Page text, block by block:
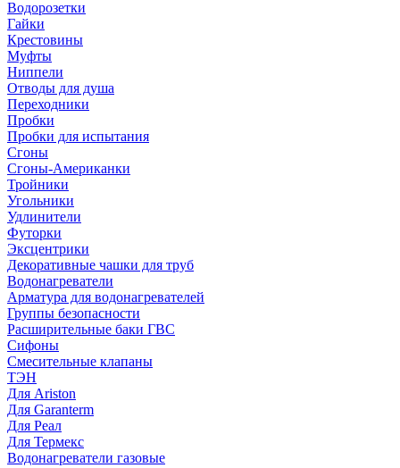
Водорозетки
Гайки
Крестовины
Муфты
Ниппели
Отводы для душа
Переходники
Пробки
Пробки для испытания
Сгоны
Сгоны-Американки
Тройники
Угольники
Удлинители
Футорки
Эксцентрики
Декоративные чашки для труб
Водонагреватели
Арматура для водонагревателей
Группы безопасности
Расширительные баки ГВС
Сифоны
Смесительные клапаны
ТЭН
Для Ariston
Для Garanterm
Для Реал
Для Термекс
Водонагреватели газовые